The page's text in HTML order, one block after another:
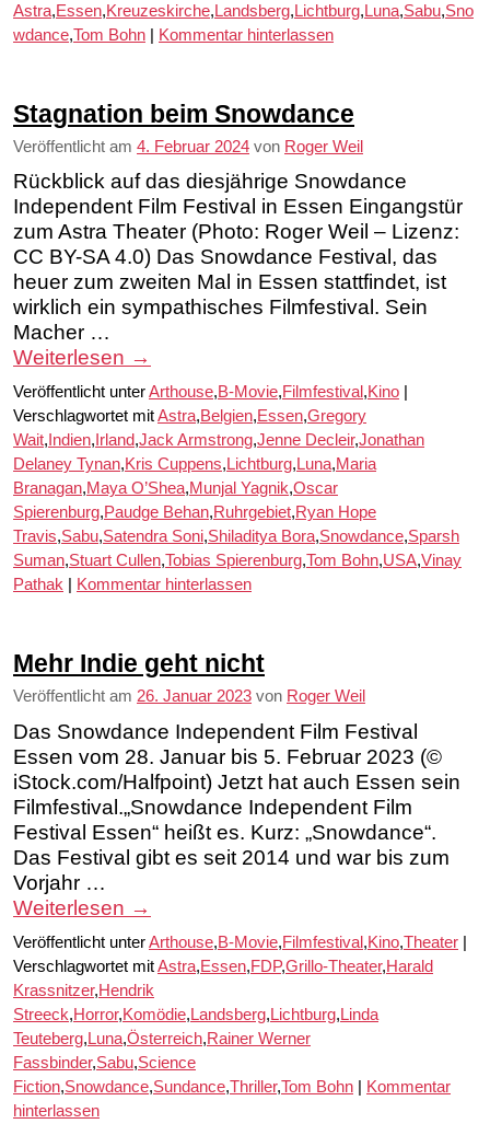
Astra,Essen,Kreuzeskirche, Landsberg, Lichtburg, Luna,Sabu,Sno
wdance,Tom Bohn Kommentar hinterlassen
Stagnation beim Snowdance
Veröffentlicht am 4. Februar 2024 von Roger Weil
Rückblick auf das diesjährige Snowdance
Independent Film Festival in Essen Eingangstür
zum Astra Theater (Photo: Roger Weil – Lizenz:
CC BY-SA 4.0) Das Snowdance Festival, das
heuer zum zweiten Mal in Essen stattfindet, ist
wirklich ein sympathisches Filmfestival. Sein
Macher …
Weiterlesen →
Veröffentlicht unterArthouse,B-Movie,Filmfestival,Kino
Verschlagwortet mitAstra,Belgien,Essen,Gregory
Wait, Indien, Irland,Jack Armstrong,Jenne Decleir,Jonathan
Delaney Tynan,Kris Cuppens,Lichtburg,Luna,Maria
Branagan,Maya O’Shea,Munjal Yagnik,Oscar
Spierenburg,Paudge Behan,Ruhrgebiet,Ryan Hope
Travis,Sabu,Satendra Soni,Shiladitya Bora,Snowdance,Sparsh
Suman,Stuart Cullen,Tobias Spierenburg,Tom Bohn,USA,Vinay
Pathak
Kommentar hinterlassen
Mehr Indie geht nicht
Veröffentlicht am 26. Januar 2023 von Roger Weil
Das Snowdance Independent Film Festival
Essen vom 28. Januar bis 5. Februar 2023 (©
iStock.com/Halfpoint) Jetzt hat auch Essen sein
Filmfestival.„Snowdance Independent Film
Festival Essen“ heißt es. Kurz: „Snowdance“.
Das Festival gibt es seit 2014 und war bis zum
Vorjahr …
Weiterlesen →
Veröffentlicht unterArthouse,B-Movie,Filmfestival ,Kino,Theater
Verschlagwortet mitAstra,Essen,FDP,Grillo-Theater,Harald
Krassnitzer,Hendrik
Streeck,Horror,Komödie, Landsberg, Lichtburg, Linda
Teuteberg, Luna,Österreich,Rainer Werner
Fassbinder,Sabu,Science
Fiction,Snowdance,Sundance,Thriller,Tom Bohn
Kommentar
hinterlassen